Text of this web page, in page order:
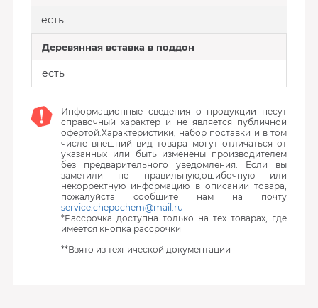
есть
Деревянная вставка в поддон
есть
Информационные сведения о продукции несут
справочный характер и не является публичной
офертой.Характеристики, набор поставки и в том
числе внешний вид товара могут отличаться от
указанных или быть изменены производителем
без предварительного уведомления. Если вы
заметили не правильную,ошибочную или
некорректную информацию в описании товара,
пожалуйста сообщите нам на почту
service.chepochem@mail.ru
*Рассрочка доступна только на тех товарах, где
имеется кнопка рассрочки
**Взято из технической документации